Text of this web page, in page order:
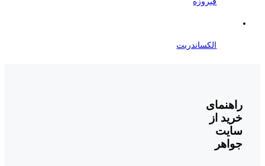
الکساندریت
راهنمای
خرید از
سایت
جواهر